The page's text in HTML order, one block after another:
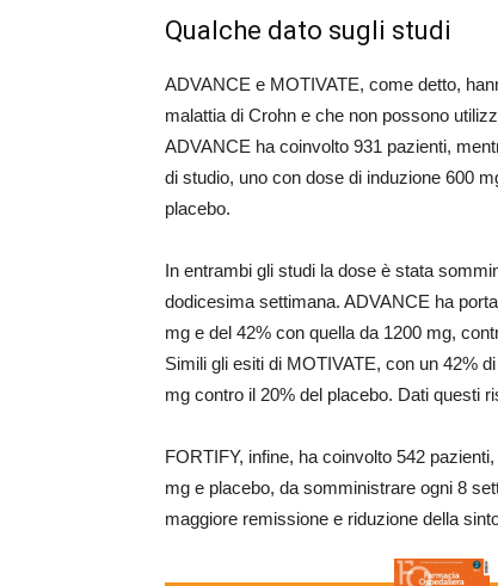
Qualche dato sugli studi
ADVANCE e MOTIVATE, come detto,
malattia di Crohn e che non possono
ADVANCE ha coinvolto 931 pazienti,
di studio, uno con dose di induzione 600
placebo.
In entrambi gli studi la dose è stata
dodicesima settimana. ADVANCE ha
mg e del 42% con quella da 1200 mg,
Simili gli esiti di MOTIVATE, con un 42%
mg contro il 20% del placebo. Dati questi
FORTIFY, infine, ha coinvolto 542
mg e placebo, da somministrare ogni 8
maggiore remissione e riduzione della